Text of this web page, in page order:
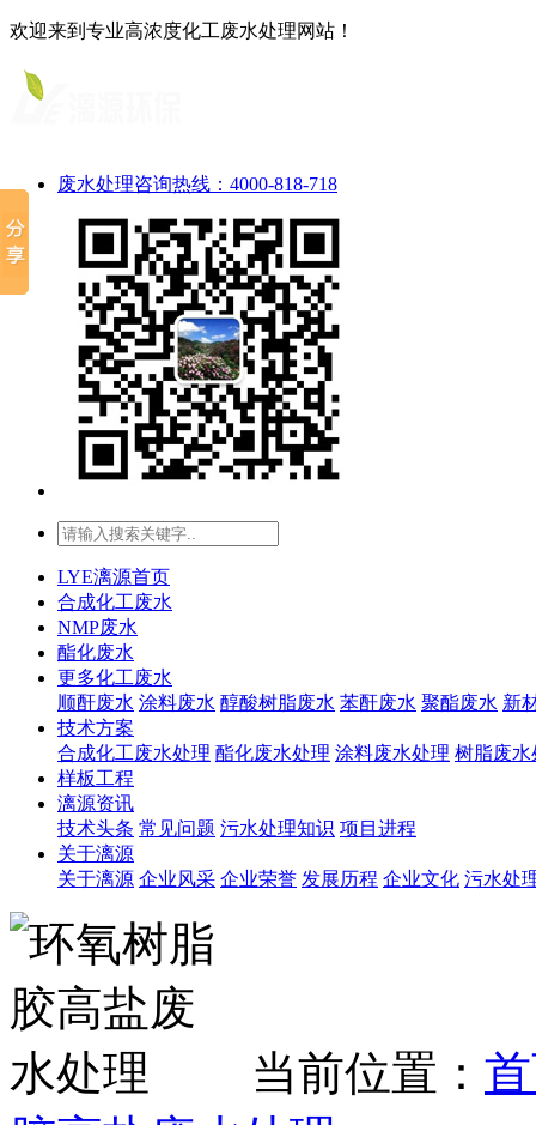
欢迎来到专业高浓度化工废水处理网站！
废水处理咨询热线：4000-818-718
LYE漓源首页
合成化工废水
NMP废水
酯化废水
更多化工废水
顺酐废水 涂料废水 醇酸树脂废水 苯酐废水 聚酯废水 新
技术方案
合成化工废水处理 酯化废水处理 涂料废水处理 树脂废水
样板工程
漓源资讯
技术头条 常见问题 污水处理知识 项目进程
关于漓源
关于漓源 企业风采 企业荣誉 发展历程 企业文化 污水处
当前位置：